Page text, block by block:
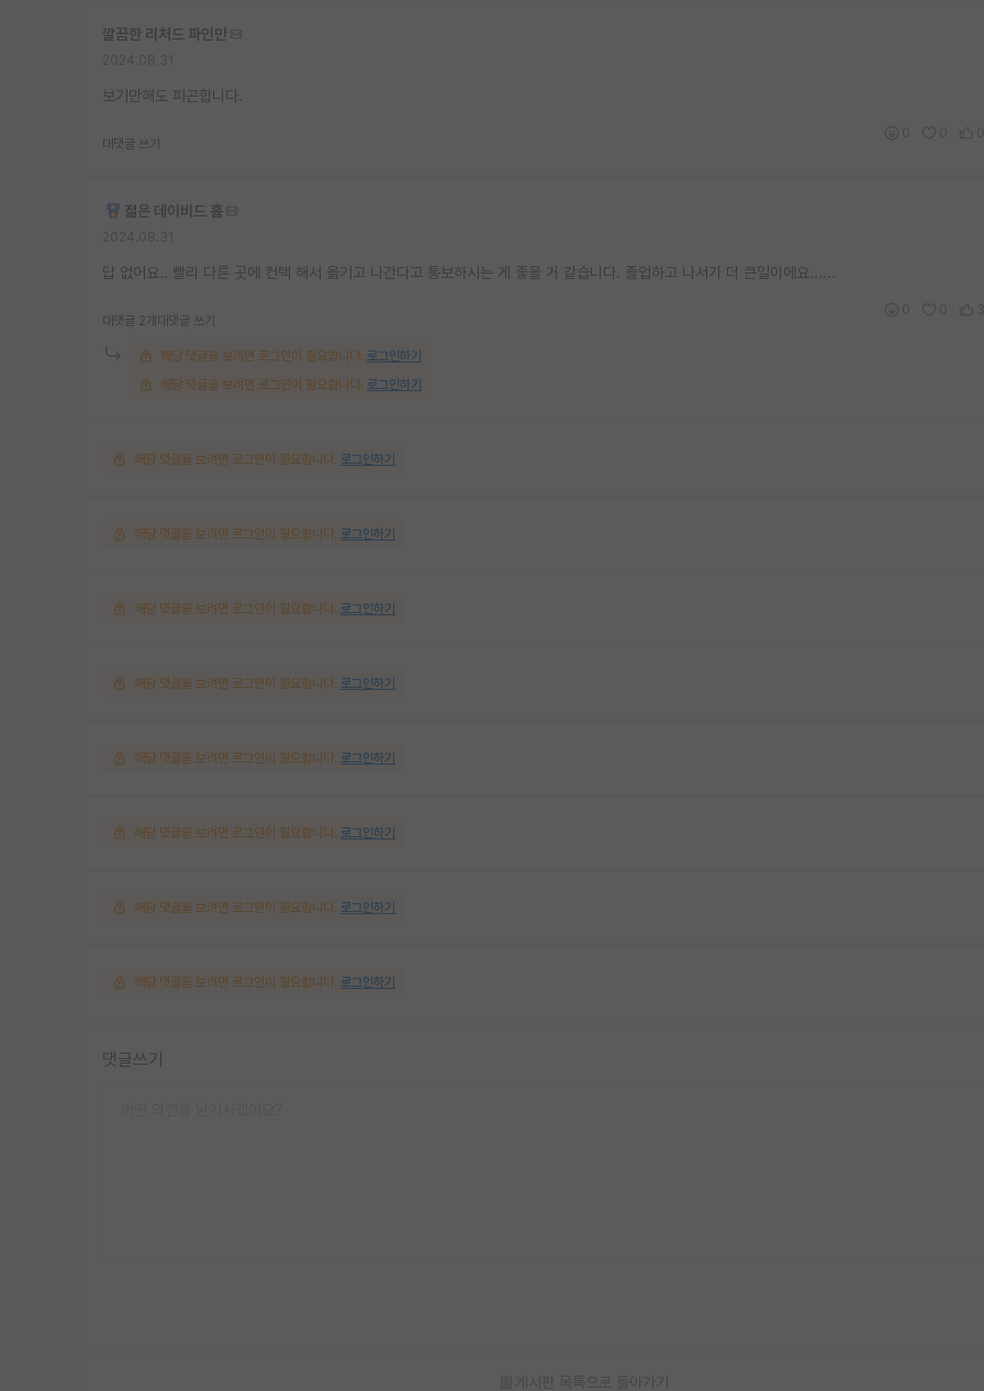
깔끔한 리처드 파인만
보기만해도 피곤합니다.
대댓글 쓰기
젊은 데이비드 흄
답 없어요.. 빨리 다른 곳에 컨택 해서 옮기고 나간다고 통보하시는 게 좋을 거 같습니다. 졸업하고 나서가 더 큰일이에요......
대댓글 2개 대댓글 쓰기
해당 댓글을 보려면 로그인이 필요합니다. 로그인하기
해당 댓글을 보려면 로그인이 필요합니다. 로그인하기
해당 댓글을 보려면 로그인이 필요합니다. 로그인하기
해당 댓글을 보려면 로그인이 필요합니다. 로그인하기
해당 댓글을 보려면 로그인이 필요합니다. 로그인하기
해당 댓글을 보려면 로그인이 필요합니다. 로그인하기
해당 댓글을 보려면 로그인이 필요합니다. 로그인하기
해당 댓글을 보려면 로그인이 필요합니다. 로그인하기
해당 댓글을 보려면 로그인이 필요합니다. 로그인하기
해당 댓글을 보려면 로그인이 필요합니다. 로그인하기
댓글쓰기
게시판 목록으로 돌아가기